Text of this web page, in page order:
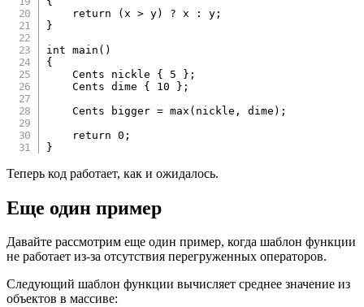
return
( x > y) ? x : y ;
}
int
main ( )
{
    Cents nickle
{ 5 } ;
    Cents dime
{ 10 } ;
    Cents bigger
= max ( nickle , dime ) ;
return
0 ;
}
Теперь код работает, как и ожидалось.
Еще один пример
Давайте рассмотрим еще один пример, когда шаблон функции
не работает из-за отсутствия перегруженных операторов.
Следующий шаблон функции вычисляет среднее значение из
объектов в массиве: